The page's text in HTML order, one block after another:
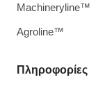
Πληροφορίες
Machineryline™
Agroline™